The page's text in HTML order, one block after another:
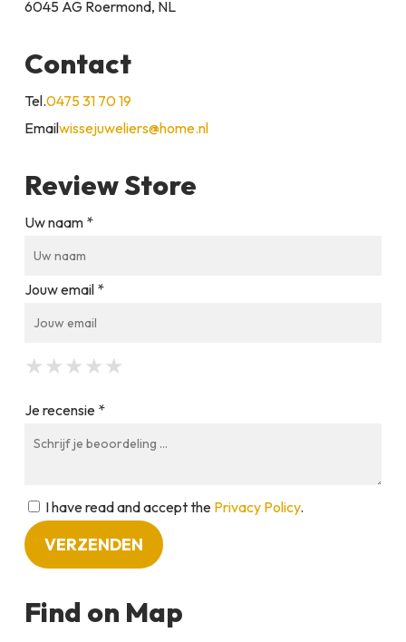
6045 AG Roermond, NL
Contact
Tel.0475 31 70 19
Emailwissejuweliers@home.nl
Review Store
Uw naam *
Jouw email *
★
★ ★
★ ★ ★
★ ★ ★ ★
★ ★ ★ ★ ★
Je recensie *
I have read and accept the Privacy Policy.
Find on Map